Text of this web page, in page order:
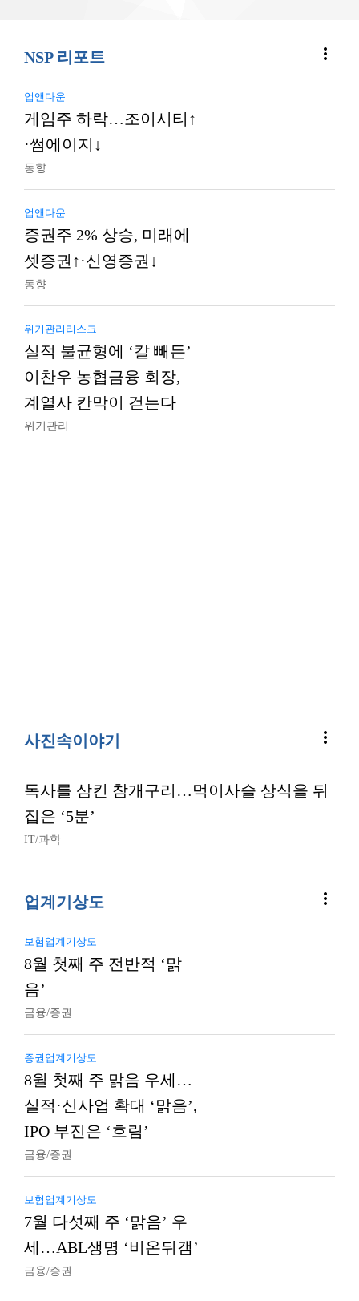
NSP 리포트 more_vert
업앤다운
게임주 하락…조이시티↑
·썸에이지↓
동향
업앤다운
증권주 2% 상승, 미래에
셋증권↑·신영증권↓
동향
위기관리리스크
실적 불균형에 ‘칼 빼든’
이찬우 농협금융 회장,
계열사 칸막이 걷는다
위기관리
사진속이야기 more_vert
독사를 삼킨 참개구리…먹이사슬 상식을 뒤
집은 ‘5분’
IT/과학
업계기상도 more_vert
보험업계기상도
8월 첫째 주 전반적 ‘맑
음’
금융/증권
증권업계기상도
8월 첫째 주 맑음 우세…
실적·신사업 확대 ‘맑음’,
IPO 부진은 ‘흐림’
금융/증권
보험업계기상도
7월 다섯째 주 ‘맑음’ 우
세…ABL생명 ‘비온뒤갬’
금융/증권